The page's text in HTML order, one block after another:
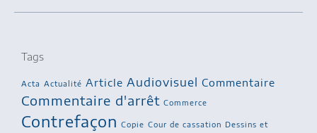
Tags
Acta Actualité Article Audiovisuel Commentaire
Commentaire d'arrêt Commerce
Contrefaçon Copie Cour de cassation Dessins et